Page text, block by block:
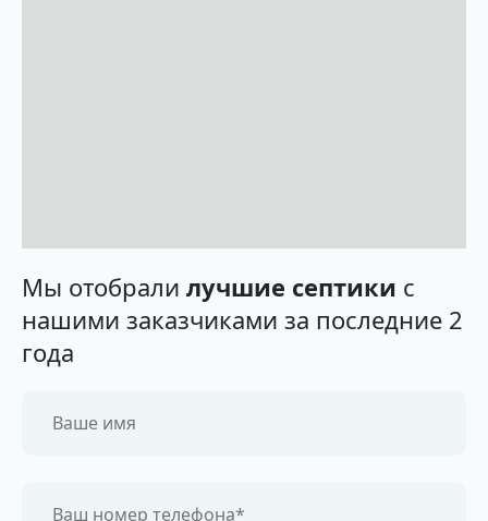
Мы отобрали лучшие септики с
нашими заказчиками за последние 2
года